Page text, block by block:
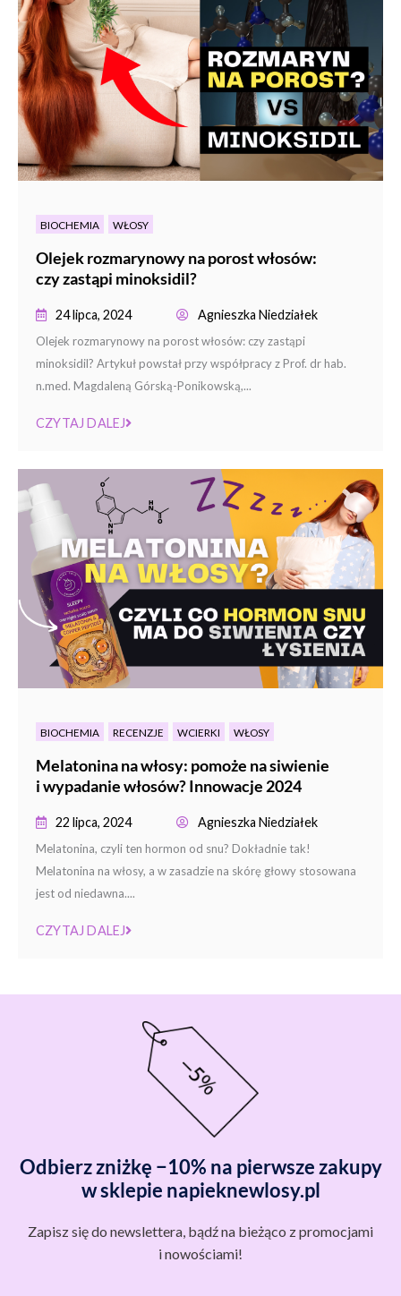
BIOCHEMIA WŁOSY
Olejek rozmarynowy na porost włosów:
czy zastąpi minoksidil?
24 lipca, 2024 Agnieszka Niedziałek
Olejek rozmarynowy na porost włosów: czy zastąpi
minoksidil? Artykuł powstał przy współpracy z Prof. dr hab.
n.med. Magdaleną Górską-Ponikowską,...
CZYTAJ DALEJ
BIOCHEMIA RECENZJE WCIERKI WŁOSY
Melatonina na włosy: pomoże na siwienie
i wypadanie włosów? Innowacje 2024
22 lipca, 2024 Agnieszka Niedziałek
Melatonina, czyli ten hormon od snu? Dokładnie tak!
Melatonina na włosy, a w zasadzie na skórę głowy stosowana
jest od niedawna....
CZYTAJ DALEJ
Odbierz zniżkę −10% na pierwsze zakupy
w sklepie napieknewlosy.pl
Zapisz się do newslettera, bądź na bieżąco z promocjami
i nowościami!